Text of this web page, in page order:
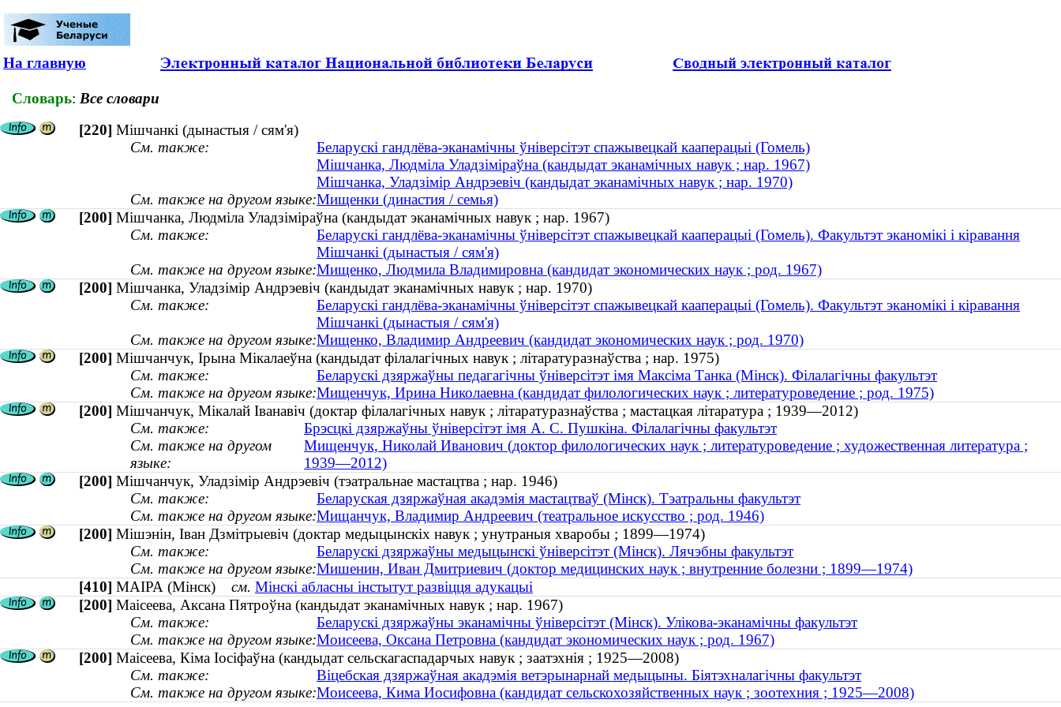
На главную
Словарь: Все словари
[220] Мішчанкі (дынастыя / сям'я)
См. также:
Беларускі гандлёва-эканамічны ўніверсітэт спажывецкай кааперацыі (Гомель)
Мішчанка, Людміла Уладзіміраўна (кандыдат эканамічных навук ; нар. 1967)
Мішчанка, Уладзімір Андрэевіч (кандыдат эканамічных навук ; нар. 1970)
См. также на другом языке:Мищенки (династия / семья)
[200] Мішчанка, Людміла Уладзіміраўна (кандыдат эканамічных навук ; нар. 1967)
См. также:
Беларускі гандлёва-эканамічны ўніверсітэт спажывецкай кааперацыі (Гомель). Факультэт эканомікі і кіравання
Мішчанкі (дынастыя / сям'я)
См. также на другом языке:Мищенко, Людмила Владимировна (кандидат экономических наук ; род. 1967)
[200] Мішчанка, Уладзімір Андрэевіч (кандыдат эканамічных навук ; нар. 1970)
См. также:
Беларускі гандлёва-эканамічны ўніверсітэт спажывецкай кааперацыі (Гомель). Факультэт эканомікі і кіравання
Мішчанкі (дынастыя / сям'я)
См. также на другом языке:Мищенко, Владимир Андреевич (кандидат экономических наук ; род. 1970)
[200] Мішчанчук, Ірына Мікалаеўна (кандыдат філалагічных навук ; літаратуразнаўства ; нар. 1975)
См. также:
Беларускі дзяржаўны педагагічны ўніверсітэт імя Максіма Танка (Мінск). Філалагічны факультэт
См. также на другом языке:Мищенчук, Ирина Николаевна (кандидат филологических наук ; литературоведение ; род. 1975)
[200] Мішчанчук, Мікалай Іванавіч (доктар філалагічных навук ; літаратуразнаўства ; мастацкая літаратура ; 1939—2012)
См. также:
Брэсцкі дзяржаўны ўніверсітэт імя А. С. Пушкіна. Філалагічны факультэт
См. также на другом
языке:
Мищенчук, Николай Иванович (доктор филологических наук ; литературоведение ; художественная литература ;
1939—2012)
[200] Мішчанчук, Уладзімір Андрэевіч (тэатральнае мастацтва ; нар. 1946)
См. также:
Беларуская дзяржаўная акадэмія мастацтваў (Мінск). Тэатральны факультэт
См. также на другом языке:Мищанчук, Владимир Андреевич (театральное искусство ; род. 1946)
[200] Мішэнін, Іван Дзмітрыевіч (доктар медыцынскіх навук ; унутраныя хваробы ; 1899—1974)
См. также:
Беларускі дзяржаўны медыцынскі ўніверсітэт (Мінск). Лячэбны факультэт
См. также на другом языке:Мишенин, Иван Дмитриевич (доктор медицинских наук ; внутренние болезни ; 1899—1974)
[410] МАІРА (Мінск) см. Мінскі абласны інстытут развіцця адукацыі
[200] Маісеева, Аксана Пятроўна (кандыдат эканамічных навук ; нар. 1967)
См. также:
Беларускі дзяржаўны эканамічны ўніверсітэт (Мінск). Улікова-эканамічны факультэт
См. также на другом языке:Моисеева, Оксана Петровна (кандидат экономических наук ; род. 1967)
[200] Маісеева, Кіма Іосіфаўна (кандыдат сельскагаспадарчых навук ; заатэхнія ; 1925—2008)
См. также:
Віцебская дзяржаўная акадэмія ветэрынарнай медыцыны. Біятэхналагічны факультэт
См. также на другом языке:Моисеева, Кима Иосифовна (кандидат сельскохозяйственных наук ; зоотехния ; 1925—2008)